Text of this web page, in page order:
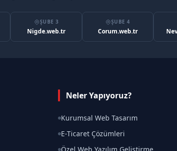
ŞUBE 3
Nigde.web.tr
ŞUBE 4
Corum.web.tr
Neler Yapıyoruz?
Kurumsal Web Tasarım
E-Ticaret Çözümleri